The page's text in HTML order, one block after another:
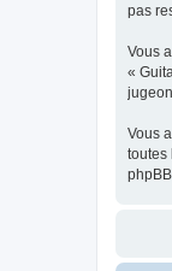
pas
Vous
«
Vous
toutes